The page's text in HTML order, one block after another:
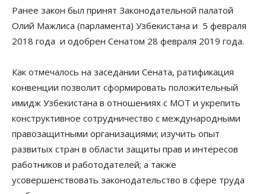
Ранее закон был принят Законодательной палатой
Олий Мажлиса (парламента) Узбекистана и 5 февраля
2018 года и одобрен Сенатом 28 февраля 2019 года.
Как отмечалось на заседании Сената, ратификация
конвенции позволит сформировать положительный
имидж Узбекистана в отношениях с МОТ и укрепить
конструктивное сотрудничество с международными
правозащитными организациями; изучить опыт
развитых стран в области защиты прав и интересов
работников и работодателей; а также
усовершенствовать законодательство в сфере труда